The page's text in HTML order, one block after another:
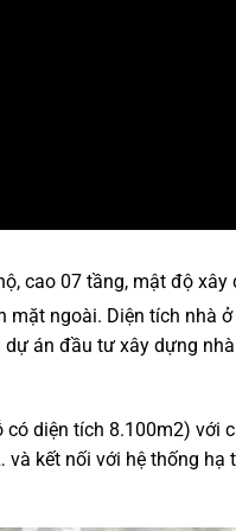
cao 07 tầng, mật độ
ngoài. Diện tích nhà
án đầu tư xây dựng
diện tích 8.100m2) với
kết nối với hệ thống